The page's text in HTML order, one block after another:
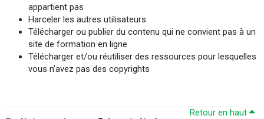
appartient pas
Harceler les autres utilisateurs
Télécharger ou publier du contenu qui ne convient pas à un
site de formation en ligne
Télécharger et/ou réutiliser des ressources pour lesquelles
vous n’avez pas des copyrights
Retour en haut